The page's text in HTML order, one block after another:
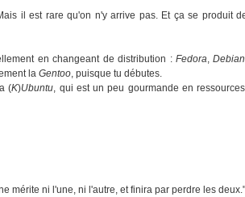
il est rare qu'on n'y arrive pas. Et ça se produit
en changeant de distribution : Fedora,Debian
laGentoo, puisque tu débutes.
(K)Ubuntu, qui est un peu gourmande en
mérite ni l'une, ni l'autre, et finira par perdre les deux."